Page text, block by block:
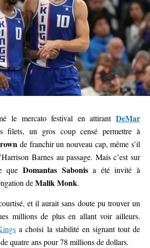
le mercato festival en attirant DeMar
filets, un gros coup censé permettre à
de franchir un nouveau cap, même s’il
Barnes au passage. Mais c’est sur
que Domantas Sabonisa été invité à
deMalik Monk.
et il aurait sans doute pu trouver un
millions de plus en allant voir ailleurs.
a choisi la stabilité en signant tout de
quatre ans pour 78 millions de dollars.